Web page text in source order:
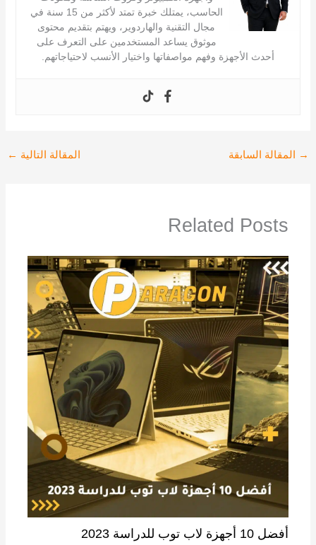
الحاسب، يمتلك خبرة تمتد لأكثر من 15 سنة في
مجال التقنية والهاردوير، ويهتم بتقديم محتوى
موثوق يساعد المستخدمين على التعرف على
أحدث الأجهزة وفهم مواصفاتها واختيار الأنسب لاحتياجاتهم.
→ المقالة السابقة المقالة التالية ←
Related Posts
أفضل 10 أجهزة لاب توب للدراسة 2023